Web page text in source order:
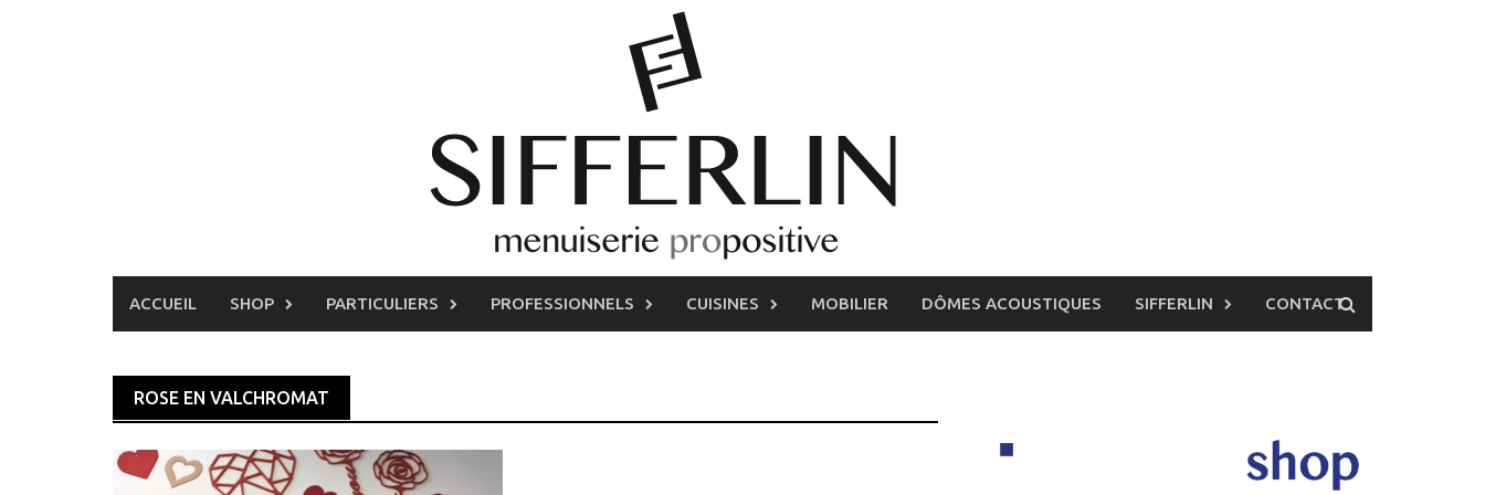
ACCUEIL SHOP PARTICULIERS PROFESSIONNELS CUISINES MOBILIER DÔMES ACOUSTIQUES SIFFERLIN CONTACT
ROSE EN VALCHROMAT